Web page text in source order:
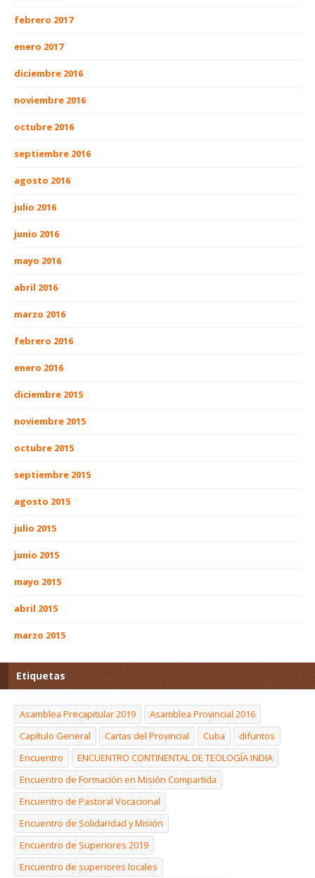
febrero 2017
enero 2017
diciembre 2016
noviembre 2016
octubre 2016
septiembre 2016
agosto 2016
julio 2016
junio 2016
mayo 2016
abril 2016
marzo 2016
febrero 2016
enero 2016
diciembre 2015
noviembre 2015
octubre 2015
septiembre 2015
agosto 2015
julio 2015
junio 2015
mayo 2015
abril 2015
marzo 2015
Etiquetas
Asamblea Precapitular 2019
Asamblea Provincial 2016
Capítulo General
Cartas del Provincial Cuba
difuntos
Encuentro
ENCUENTRO CONTINENTAL DE TEOLOGÍA INDIA
Encuentro de Formación en Misión Compartida
Encuentro de Pastoral Vocacional
Encuentro de Solidaridad y Misión
Encuentro de Superiores 2019
Encuentro de superiores locales